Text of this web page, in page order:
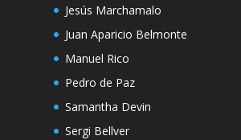
Jesús Marchamalo
Juan Aparicio Belmonte
Manuel Rico
Pedro de Paz
Samantha Devin
Sergi Bellver